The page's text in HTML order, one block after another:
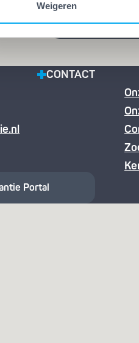
Weigeren
vakmanschap.
CONTACT
Portal